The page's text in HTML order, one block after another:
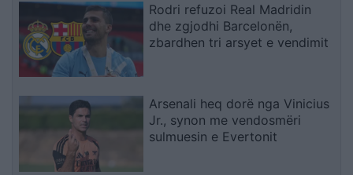
Rodri refuzoi Real Madridin
dhe zgjodhi Barcelonën,
zbardhen tri arsyet e vendimit
Arsenali heq dorë nga Vinicius
Jr., synon me vendosmëri
sulmuesin e Evertonit